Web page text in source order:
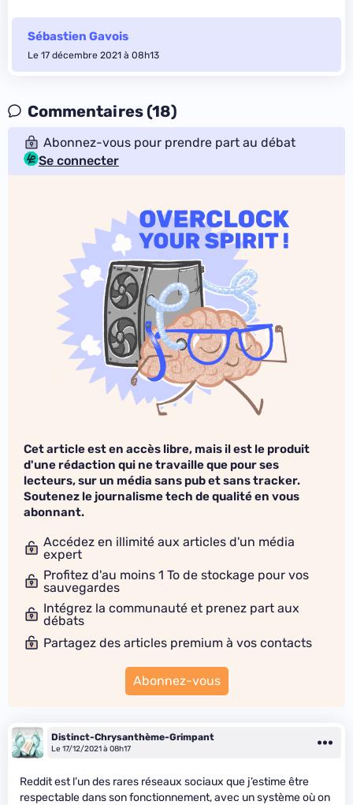
Sébastien Gavois
Le 17 décembre 2021 à 08h13
Commentaires (18)
Abonnez-vous pour prendre part au débat
Se connecter
Cet article est en accès libre, mais il est le produit
d'une rédaction qui ne travaille que pour ses
lecteurs, sur un média sans pub et sans tracker.
Soutenez le journalisme tech de qualité en vous
abonnant.
Accédez en illimité aux articles d'un média
expert
Profitez d'au moins 1 To de stockage pour vos
sauvegardes
Intégrez la communauté et prenez part aux
débats
Partagez des articles premium à vos contacts
Abonnez-vous
Distinct-Chrysanthème-Grimpant
Le 17/12/2021 à 08h17
Reddit est l’un des rares réseaux sociaux que j’estime être
respectable dans son fonctionnement, avec un système où on